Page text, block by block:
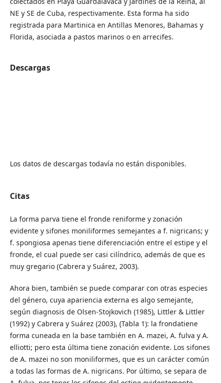
NE y SE de Cuba, respectivamente. Esta forma ha sido
registrada para Martinica en Antillas Menores, Bahamas y
Florida, asociada a pastos marinos o en arrecifes.
Descargas
Los datos de descargas todavía no están disponibles.
Citas
La forma parva tiene el fronde reniforme y zonación
evidente y sifones moniliformes semejantes a f. nigricans; y
f. spongiosa apenas tiene diferenciación entre el estipe y el
fronde, el cual puede ser casi cilíndrico, además de que es
muy gregario (Cabrera y Suárez, 2003).
Ahora bien, también se puede comparar con otras especies
del género, cuya apariencia externa es algo semejante,
según diagnosis de Olsen-Stojkovich (1985), Littler & Littler
(1992) y Cabrera y Suárez (2003), (Tabla 1): la frondatiene
forma cuneada en la base también en A. mazei, A. fulva y A.
elliotti; pero esta última tiene zonación evidente. Los sifones
de A. mazei no son moniliformes, que es un carácter común
a todas las formas de A. nigricans. Por último, se separa de